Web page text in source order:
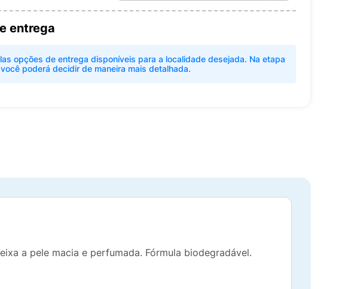
entrega
opções de entrega disponíveis para a localidade desejada. Na etapa
poderá decidir de maneira mais detalhada.
a pele macia e perfumada. Fórmula biodegradável.